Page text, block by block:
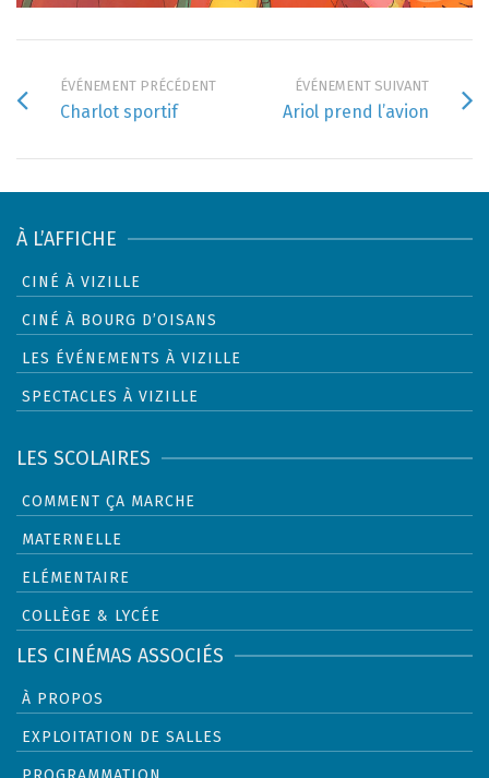
ÉVÉNEMENT PRÉCÉDENT
Charlot sportif
ÉVÉNEMENT SUIVANT
Ariol prend l’avion
À L’AFFICHE
CINÉ À VIZILLE
CINÉ À BOURG D’OISANS
LES ÉVÉNEMENTS À VIZILLE
SPECTACLES À VIZILLE
LES SCOLAIRES
COMMENT ÇA MARCHE
MATERNELLE
ELÉMENTAIRE
COLLÈGE & LYCÉE
LES CINÉMAS ASSOCIÉS
À PROPOS
EXPLOITATION DE SALLES